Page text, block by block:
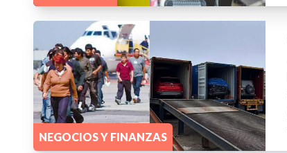
NEGOCIOS Y FINANZAS